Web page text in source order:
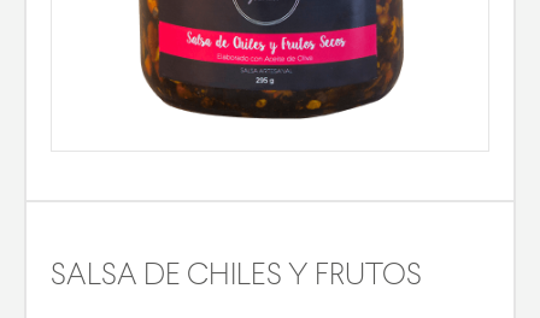
SALSA DE CHILES Y FRUTOS